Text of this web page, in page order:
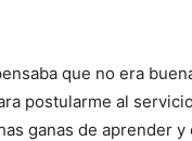
que no era
postularme al
ganas de aprender y